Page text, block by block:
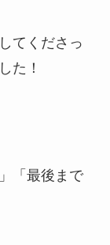
てくださっ
た！
「最後まで